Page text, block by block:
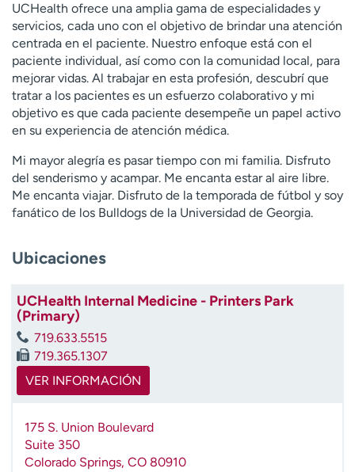
c
o
n
t
r
a
r
UCHealth ofrece una amplia gama de especialidades y
servicios, cada uno con el objetivo de brindar una atención
centrada en el paciente. Nuestro enfoque está con el
paciente individual, así como con la comunidad local, para
mejorar vidas. Al trabajar en esta profesión, descubrí que
tratar a los pacientes es un esfuerzo colaborativo y mi
objetivo es que cada paciente desempeñe un papel activo
en su experiencia de atención médica.
Mi mayor alegría es pasar tiempo con mi familia. Disfruto
del senderismo y acampar. Me encanta estar al aire libre.
Me encanta viajar. Disfruto de la temporada de fútbol y soy
fanático de los Bulldogs de la Universidad de Georgia.
Ubicaciones
UCHealth Internal Medicine - Printers Park
(Primary)
719.633.5515
719.365.1307
VER INFORMACIÓN
175 S. Union Boulevard
Suite 350
Colorado Springs, CO 80910